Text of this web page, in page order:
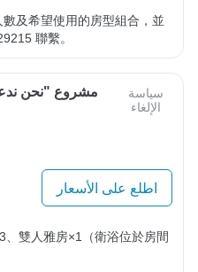
及希望使用的房型組合，並
聯繫。
سياسة
الإلغاء
اطلع على الأسعار
雙人雅房×1（衛浴位於房間